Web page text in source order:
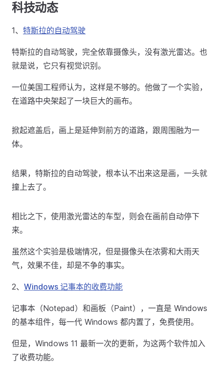
科技动态
1、 特斯拉的自动驾驶
特斯拉的自动驾驶，完全依靠摄像头，没有激光雷达。也
就是说，它只有视觉识别。
一位美国工程师认为，这样是不够的。他做了一个实验，
在道路中央架起了一块巨大的画布。
掀起遮盖后，画上是延伸到前方的道路，跟周围融为一
体。
结果，特斯拉的自动驾驶，根本认不出来这是画，一头就
撞上去了。
相比之下，使用激光雷达的车型，则会在画前自动停下
来。
虽然这个实验是极端情况，但是摄像头在浓雾和大雨天
气，效果不佳，却是不争的事实。
2、 Windows 记事本的收费功能
记事本（Notepad）和画板（Paint），一直是 Windows
的基本组件，每一代 Windows 都内置了，免费使用。
但是，Windows 11 最新一次的更新，为这两个软件加入
了收费功能。